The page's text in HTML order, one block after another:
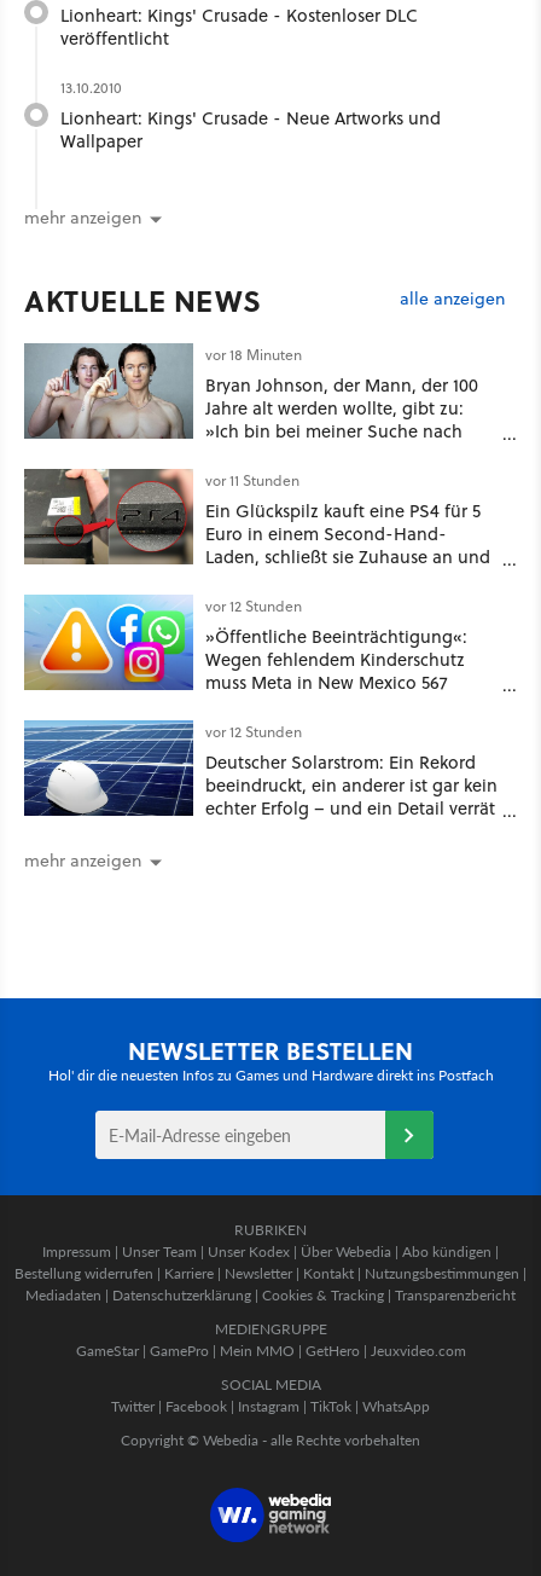
Lionheart: Kings' Crusade - Kostenloser DLC
veröffentlicht
13.10.2010
Lionheart: Kings' Crusade - Neue Artworks und
Wallpaper
mehr anzeigen
AKTUELLE NEWS alle anzeigen
vor 18 Minuten
Bryan Johnson, der Mann, der 100
Jahre alt werden wollte, gibt zu:
»Ich bin bei meiner Suche nach
vor 11 Stunden
Ein Glückspilz kauft eine PS4 für 5
Euro in einem Second-Hand-
Laden, schließt sie Zuhause an und
funktionierende PlayStation [Best of
GameStar]
vor 12 Stunden
»Öffentliche Beeinträchtigung«:
Wegen fehlendem Kinderschutz
muss Meta in New Mexico 567
vor 12 Stunden
Deutscher Solarstrom: Ein Rekord
beeindruckt, ein anderer ist gar kein
echter Erfolg – und ein Detail verrät
mehr anzeigen
NEWSLETTER BESTELLEN
Hol' dir die neuesten Infos zu Games und Hardware direkt ins Postfach
RUBRIKEN
Impressum | Unser Team | Unser Kodex | Über Webedia | Abo kündigen |
Bestellung widerrufen | Karriere | Newsletter | Kontakt | Nutzungsbestimmungen |
Mediadaten | Datenschutzerklärung | Cookies & Tracking | Transparenzbericht
MEDIENGRUPPE
GameStar| GamePro | Mein MMO | GetHero | Jeuxvideo.com
SOCIAL MEDIA
Twitter | Facebook | Instagram | TikTok | WhatsApp
Copyright © Webedia - alle Rechte vorbehalten